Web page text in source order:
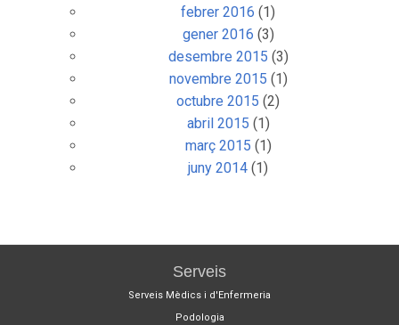
febrer 2016 (1)
gener 2016 (3)
desembre 2015 (3)
novembre 2015 (1)
octubre 2015 (2)
abril 2015 (1)
març 2015 (1)
juny 2014 (1)
Serveis
Serveis Mèdics i d'Enfermeria
Podologia